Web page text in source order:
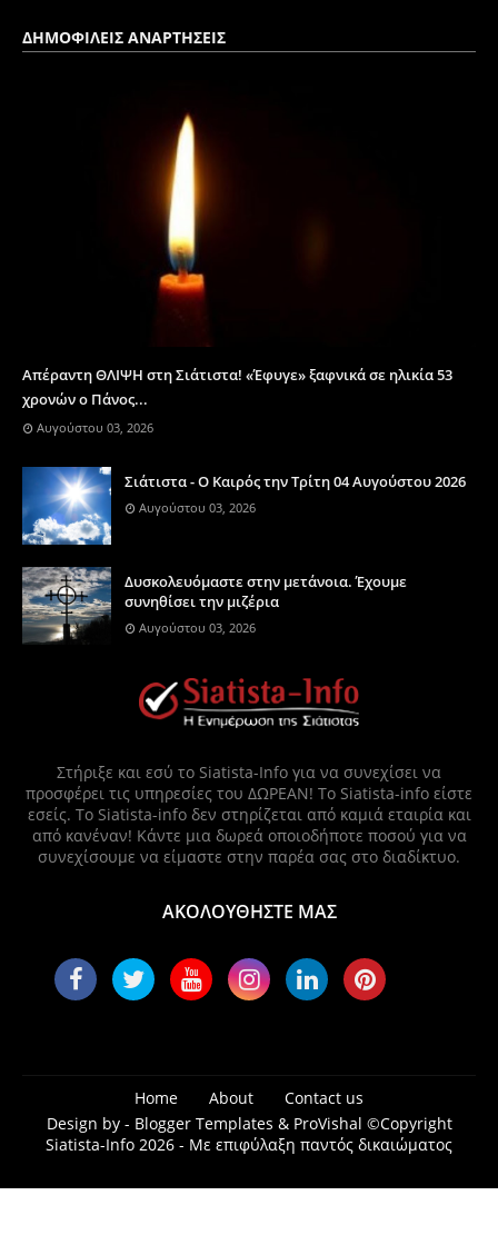
ΔΗΜΟΦΙΛΕΙΣ ΑΝΑΡΤΗΣΕΙΣ
Απέραντη ΘΛΙΨΗ στη Σιάτιστα! «Έφυγε» ξαφνικά σε ηλικία 53
χρονών ο Πάνος...
Αυγούστου 03, 2026
Σιάτιστα - Ο Καιρός την Τρίτη 04 Αυγούστου 2026
Αυγούστου 03, 2026
Δυσκολευόμαστε στην μετάνοια. Έχουμε
συνηθίσει την μιζέρια
Αυγούστου 03, 2026
Στήριξε και εσύ το Siatista-Info για να συνεχίσει να
προσφέρει τις υπηρεσίες του ΔΩΡΕΑΝ! Το Siatista-info είστε
εσείς. Το Siatista-info δεν στηρίζεται από καμιά εταιρία και
από κανέναν! Κάντε μια δωρεά οποιοδήποτε ποσού για να
συνεχίσουμε να είμαστε στην παρέα σας στο διαδίκτυο.
ΑΚΟΛΟΥΘΗΣΤΕ ΜΑΣ
Home About
Contact us
Design by - Blogger Templates & ProVishal ©Copyright
Siatista-Info 2026 - Με επιφύλαξη παντός δικαιώματος